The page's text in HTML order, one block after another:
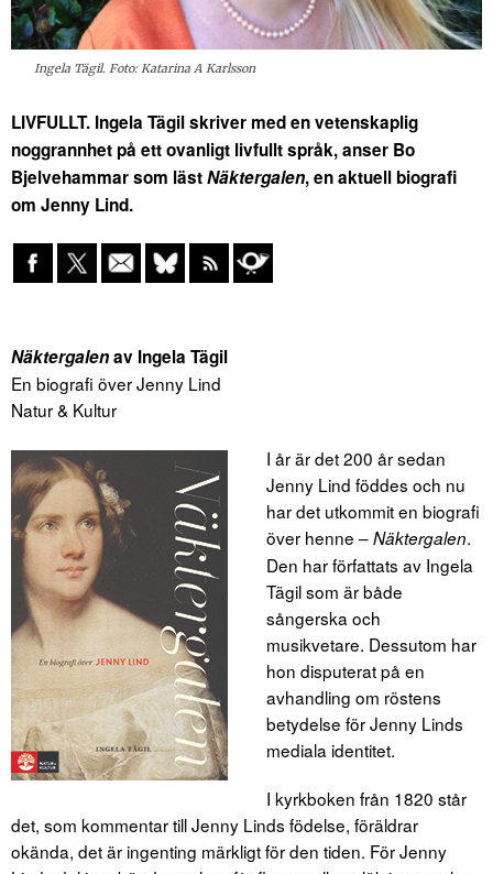
Ingela Tägil. Foto: Katarina A Karlsson
LIVFULLT. Ingela Tägil skriver med en vetenskaplig
noggrannhet på ett ovanligt livfullt språk, anser Bo
Bjelvehammar som lästNäktergalen, en aktuell biografi
om Jenny Lind.
Näktergalenav Ingela Tägil
En biografi över Jenny Lind
Natur & Kultur
I år är det 200 år sedan
Jenny Lind föddes och nu
har det utkommit en biografi
över henne –Näktergalen.
Den har författats av Ingela
Tägil som är både
sångerska och
musikvetare. Dessutom har
hon disputerat på en
avhandling om röstens
betydelse för Jenny Linds
mediala identitet.
I kyrkboken från 1820 står
det, som kommentar till Jenny Linds födelse, föräldrar
okända, det är ingenting märkligt för den tiden. För Jenny